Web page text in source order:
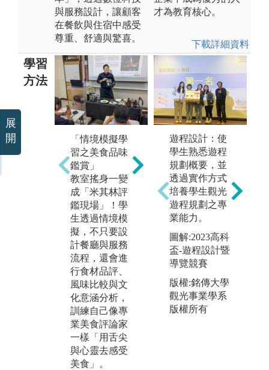
與服務設計，讓顧客
在餐飲與住宿中感受
尊重、舒適與驚喜。
才為教育核心。
下載詳細資料
學習
方法
「情境模擬學
習之美食品味
鑑賞」
教室搖身一變
成「米其林評
鑑現場」！學
生透過情境模
擬，不只要設
計餐廳與服務
流程，還會進
行食材品評、
風味比較與文
化意涵分析，
訓練自己像專
業美食評論家
一樣「用舌尖
與心靈去感受
美食」。
「餐旅品牌鑑
賞與經營」
米其林等級品
味觀點養成
後，進一步學
習策劃主題餐
飲或品牌活
動，從企劃、
內容產製、宣
傳到現場營
運，過程中就
像經營「自己
的小型餐廳或
品牌」。
遊程設計：使
學生熟悉遊程
規劃概要，並
透過實作方式
培養學生觀光
遊程規劃之專
業能力。
圖解:2023高科
盃-遊程設計暨
導覽競賽
版權:銘傳大學
觀光事業學系
版權所有
展
開